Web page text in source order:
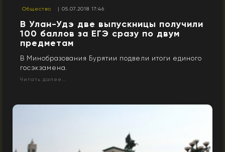
Общество | 05.07.2018 17:46
В Улан-Удэ две выпускницы получили
100 баллов за ЕГЭ сразу по двум
предметам
В Минобразования Бурятии подвели итоги единого
госэкзамена.
Читать далее...